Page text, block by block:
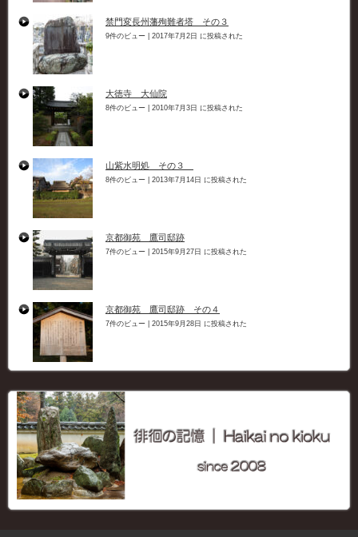
禁門変長州藩殉難者塔 その３
9件のビュー 2017年7月2日 に投稿された
大徳寺 大仙院
8件のビュー 2010年7月3日 に投稿された
山紫水明処 その３
8件のビュー 2013年7月14日 に投稿された
京都御苑 鷹司邸跡
7件のビュー 2015年9月27日 に投稿された
京都御苑 鷹司邸跡 その４
7件のビュー 2015年9月28日 に投稿された